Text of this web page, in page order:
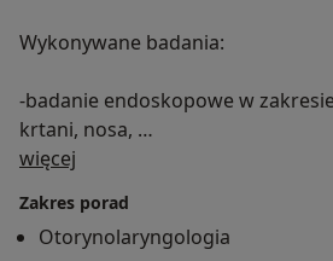
Wykonywane badania:
-badanie endoskopowe w
krtani, nosa,
nosogardła
- fiberoskopowa ocena przerostu
dzieci
więcej
Zakres porad
Otorynolaryngologia